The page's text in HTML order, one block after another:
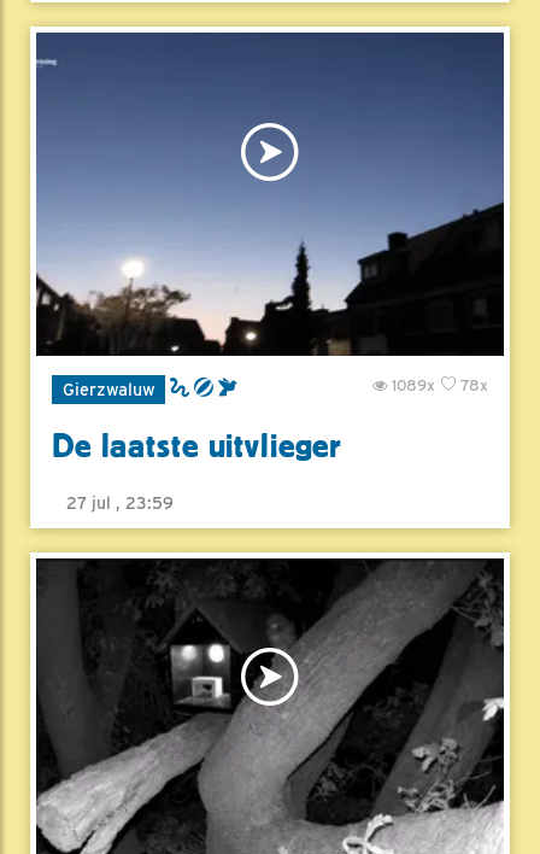
Gierzwaluw 78x
1089x
De laatste uitvlieger
27 jul , 23:59